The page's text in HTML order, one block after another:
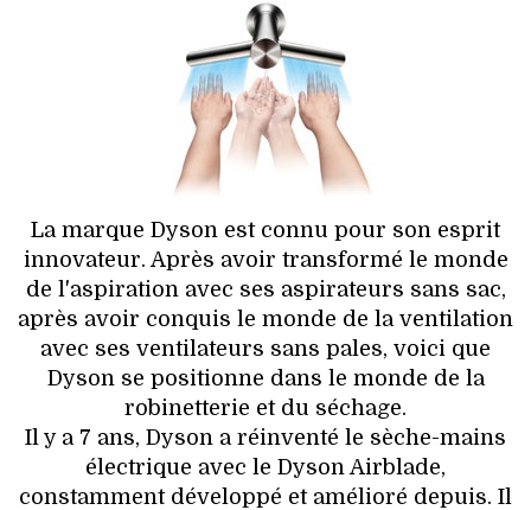
AUTO
LIEUX TENDANCES
BEAUTÉ
JEUNES CRÉATEURS
HISTOIRE DES MARQUES
DÉCO
VOYAGES & LOISIRS
La marque Dyson est connu pour son esprit
innovateur. Après avoir transformé le monde
de l'aspiration avec ses aspirateurs sans sac,
après avoir conquis le monde de la ventilation
avec ses ventilateurs sans pales, voici que
Dyson se positionne dans le monde de la
robinetterie et du séchage.
Il y a 7 ans, Dyson a réinventé le sèche-mains
électrique avec le Dyson Airblade,
constamment développé et amélioré depuis. Il